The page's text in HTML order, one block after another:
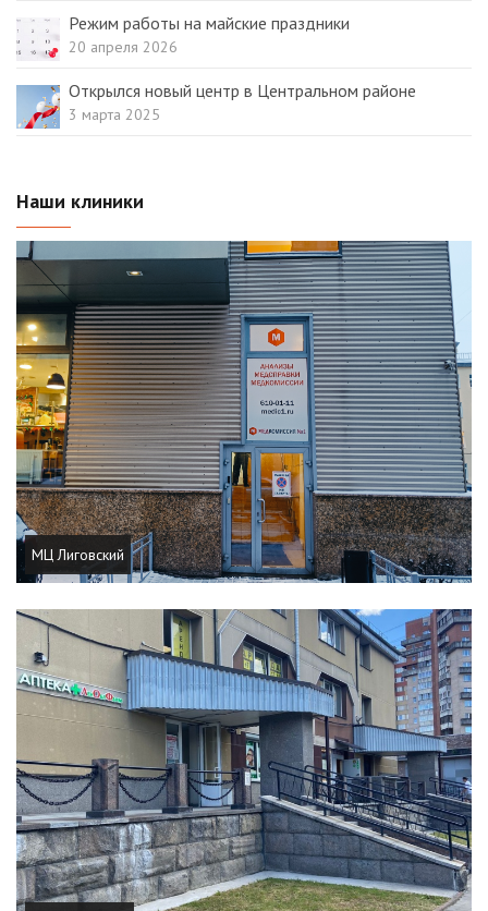
Режим работы на майские праздники
20 апреля 2026
Открылся новый центр в Центральном районе
3 марта 2025
Наши клиники
МЦ Лиговский